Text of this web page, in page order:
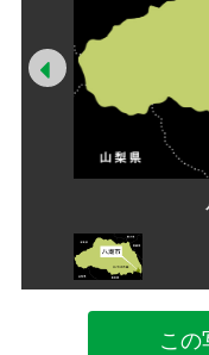
Prev
この